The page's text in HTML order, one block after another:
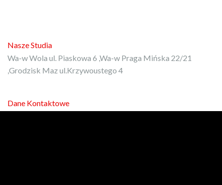
Nasze Studia
Wa-w Wola ul. Piaskowa 6 ,Wa-w Praga Mińska 22/21
,Grodzisk Maz ul.Krzywoustego 4
Dane Kontaktowe